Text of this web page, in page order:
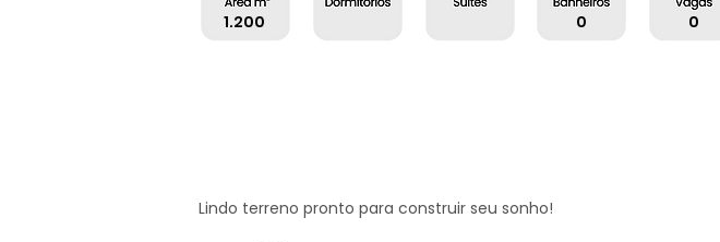
1.200 0
0
Lindo terreno pronto para construir seu sonho!